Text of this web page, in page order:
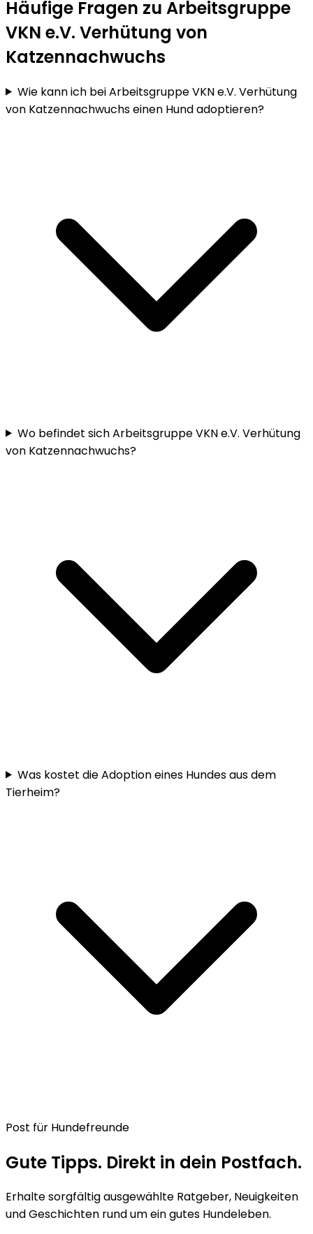
Häufige Fragen zu Arbeitsgruppe
VKN e.V. Verhütung von
Katzennachwuchs
Wie kann ich bei Arbeitsgruppe VKN e.V. Verhütung
von Katzennachwuchs einen Hund adoptieren?
Wo befindet sich Arbeitsgruppe VKN e.V. Verhütung
von Katzennachwuchs?
Was kostet die Adoption eines Hundes aus dem
Tierheim?
Post für Hundefreunde
Gute Tipps. Direkt in dein Postfach.
Erhalte sorgfältig ausgewählte Ratgeber, Neuigkeiten
und Geschichten rund um ein gutes Hundeleben.